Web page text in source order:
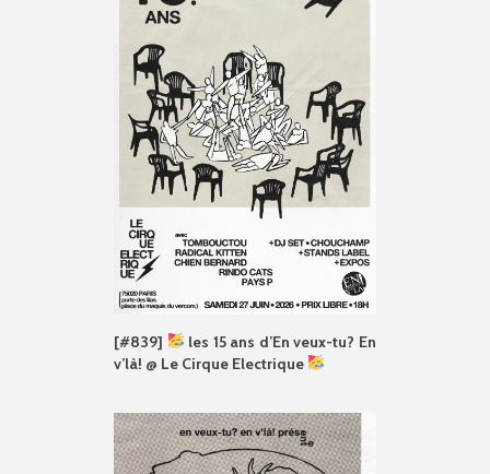
[#839]
les 15 ans d’En veux-tu? En
v’là! @ Le Cirque Electrique